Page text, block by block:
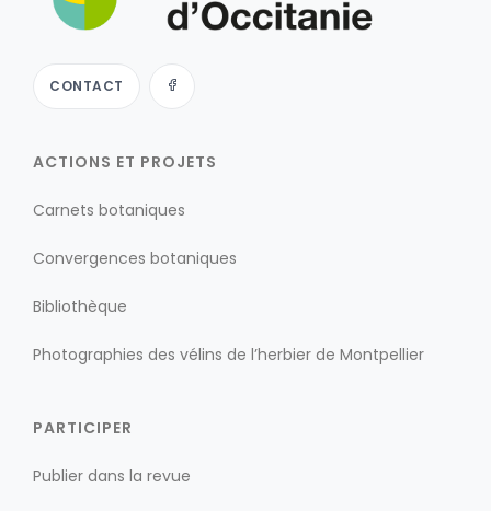
CONTACT
ACTIONS ET PROJETS
Carnets botaniques
Convergences botaniques
Bibliothèque
Photographies des vélins de l’herbier de Montpellier
PARTICIPER
Publier dans la revue